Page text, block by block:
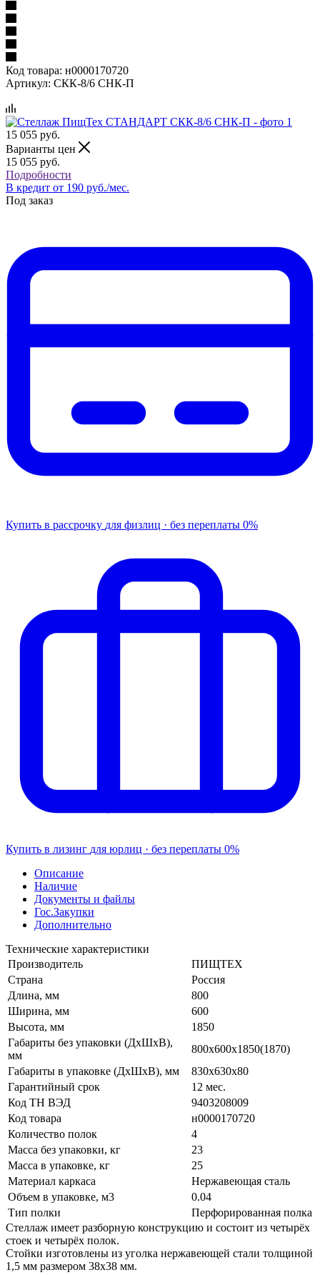
Код товара: н0000170720
Артикул: СКК-8/6 СНК-П
15 055 руб.
Варианты цен
15 055 руб.
Подробности
В кредит от 190 руб./мес.
Под заказ
Купить в рассрочку для физлиц · без переплаты 0%
Купить в лизинг для юрлиц · без переплаты 0%
Описание
Наличие
Документы и файлы
Гос.Закупки
Дополнительно
Технические характеристики
Производитель
ПИЩТЕХ
Страна
Россия
Длина, мм
800
Ширина, мм
600
Высота, мм
1850
Габариты без упаковки (ДхШхВ),
мм
800х600х1850(1870)
Габариты в упаковке (ДхШхВ), мм
830х630х80
Гарантийный срок
12 мес.
Код ТН ВЭД
9403208009
Код товара
н0000170720
Количество полок
4
Масса без упаковки, кг
23
Масса в упаковке, кг
25
Материал каркаса
Нержавеющая сталь
Объем в упаковке, м3
0.04
Тип полки
Перфорированная полка
Стеллаж имеет разборную конструкцию и состоит из четырёх
стоек и четырёх полок.
Стойки изготовлены из уголка нержавеющей стали толщиной
1,5 мм размером 38х38 мм.